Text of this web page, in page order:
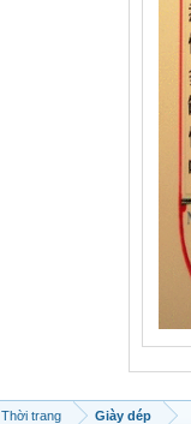
Thời trang Giày dép